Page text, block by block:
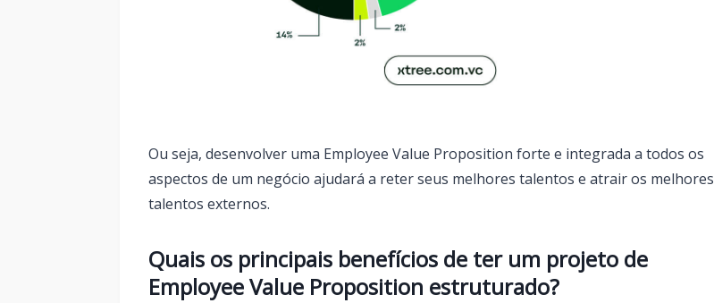
Ou seja, desenvolver uma Employee Value Proposition forte e integrada a todos os
aspectos de um negócio ajudará a reter seus melhores talentos e atrair os melhores
talentos externos.
Quais os principais benefícios de ter um projeto de
Employee Value Proposition estruturado?